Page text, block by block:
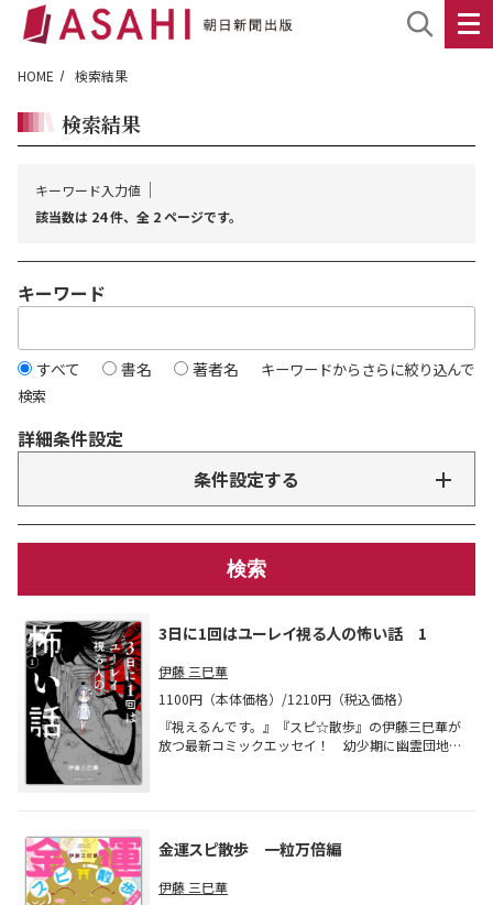
HOME 検索結果
検索結果
キーワード入力値
該当数は 24 件、全 2 ページです。
キーワード
すべて 書名 著者名
キーワードからさらに絞り込んで
検索
詳細条件設定
条件設定する
3日に1回はユーレイ視る人の怖い話 1
伊藤 三巳華
1100円（本体価格）/1210円（税込価格）
『視えるんです。』『スピ☆散歩』の伊藤三巳華が
放つ最新コミックエッセイ！ 幼少期に幽霊団地に
金運スピ散歩 一粒万倍編
伊藤 三巳華